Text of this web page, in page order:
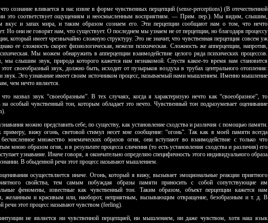
сознание вливается в нас извне в форме чув­ственных перцепций (sense-perceptions) (В отечественной
это соответствует ощущениям и неос­мысленным восприятиям. — Прим. пер.). Мы видим, слышим,
вкус и запах мира, и таким образом сознаем его. Эти перцепции сообщают нам о том, что нечто
Но они не говорят нам, что существует. О последнем мы узнаем не от перцепции, но благодаря процессу
который имеет чрезвычайно сложную структуру. Это не значит, что чувственная перцепция совсем уж
ее сложность скорее фи­зиологическая, нежели психическая. Сложность же апперцепции, напротив,
Мы можем обнаружить в аппер­цепции взаимодействие целого ряда психических процессов.
мы слышим звук, природа которого кажется нам незнакомой. Спустя какое-то время нам становится
своеобразный звук, должно быть, исходит от пузырьков воздуха в трубах центрального отопления:
звук. Эго узнавание имеет своим источником процесс, называемый нами мышлением. Именно мышление
чем нечто является.
назвал звук “своеобразным”. В тех случаях, когда я характеризую нечто как “своеобразное”, то
на особый чувственный тон, которым обладает это нечто. Чувст­венный тон подразумевает оценивание
можно представить себе, по существу, как установление сходства и различия с помощью памяти.
вижу огонь, световой стимул несет мне сообщение: “огонь”. Так как в моей памяти всегда
бесчисленное множество мнемических образов огня, они вступают во взаи­модействие с только что
мною образом огня, и в результате процесса сличения (то есть установления сходства и различия) его
узнавание. Иначе говоря, я окончательно определяю специфичность этого индивидуального образа
В обыденной речи этот процесс называют мышлением.
осуществляется иначе. Огонь, который я вижу, вызывает эмоциональные реакции приятного
свойства, тем самым побуждая образы памяти приносить с собой сопутствующие им
феномены, известные как чувственный тон. Таким образом, объект перцепции кажется нам
желанным и красивым или, наоборот, неприят­ным, вызывающим отвращение, безобразным и т. д. В
речи этот процесс называют чувством (feeling).
не является ни чувственной перцепцией, ни мышлением, ни даже чувством, хотя наш язык